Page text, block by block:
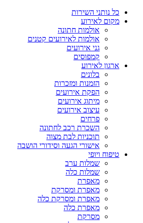
כל נותני השירות
מקום לאירוע
אולמות חתונה
אולמות לאירועים קטנים
גני אירועים
קמפוסים
ארגון לאירוע
בלונים
הזמנות ומזכרות
הפקת אירועים
מיתוג אירועים
עיצוב אירועים
פרחים
השכרת רכב לחתונה
תוכניות לבת מצוה
אישורי הגעה וסידורי הושבה
טיפוח ויופי
שמלות ערב
שמלות כלה
מאפרת
מאפרת ומסרקת
מאפרת ומסרקת כלה
מאפרת כלה
מסרקת